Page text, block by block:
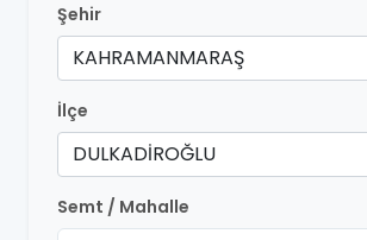
Şehir
KAHRAMANMARAŞ
İlçe
DULKADİROĞLU
Semt / Mahalle